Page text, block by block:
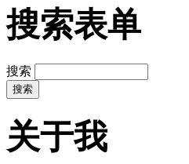
搜索表单
搜索
关于我